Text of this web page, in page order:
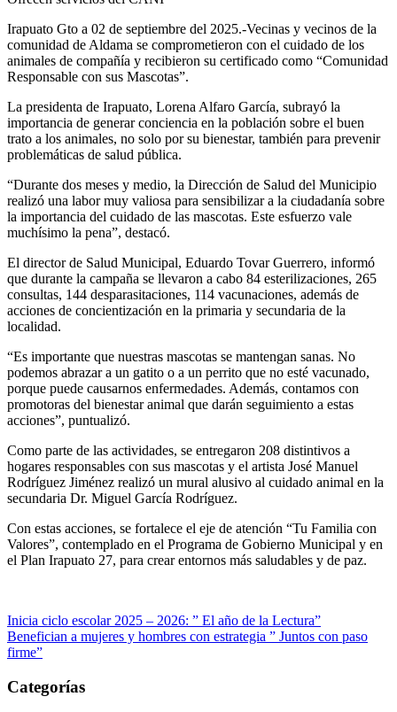
Irapuato Gto a 02 de septiembre del 2025.-Vecinas y vecinos de la
comunidad de Aldama se comprometieron con el cuidado de los
animales de compañía y recibieron su certificado como “Comunidad
Responsable con sus Mascotas”.
La presidenta de Irapuato, Lorena Alfaro García, subrayó la
importancia de generar conciencia en la población sobre el buen
trato a los animales, no solo por su bienestar, también para prevenir
problemáticas de salud pública.
“Durante dos meses y medio, la Dirección de Salud del Municipio
realizó una labor muy valiosa para sensibilizar a la ciudadanía sobre
la importancia del cuidado de las mascotas. Este esfuerzo vale
muchísimo la pena”, destacó.
El director de Salud Municipal, Eduardo Tovar Guerrero, informó
que durante la campaña se llevaron a cabo 84 esterilizaciones, 265
consultas, 144 desparasitaciones, 114 vacunaciones, además de
acciones de concientización en la primaria y secundaria de la
localidad.
“Es importante que nuestras mascotas se mantengan sanas. No
podemos abrazar a un gatito o a un perrito que no esté vacunado,
porque puede causarnos enfermedades. Además, contamos con
promotoras del bienestar animal que darán seguimiento a estas
acciones”, puntualizó.
Como parte de las actividades, se entregaron 208 distintivos a
hogares responsables con sus mascotas y el artista José Manuel
Rodríguez Jiménez realizó un mural alusivo al cuidado animal en la
secundaria Dr. Miguel García Rodríguez.
Con estas acciones, se fortalece el eje de atención “Tu Familia con
Valores”, contemplado en el Programa de Gobierno Municipal y en
el Plan Irapuato 27, para crear entornos más saludables y de paz.
Navegación
de
Inicia ciclo escolar 2025 – 2026: ” El año de la Lectura”
Benefician a mujeres y hombres con estrategia ” Juntos con paso
firme”
Categorías